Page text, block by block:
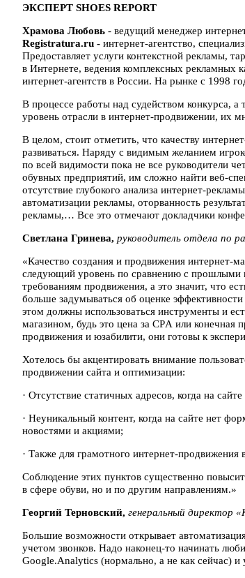
ЭКСПЕРТ SHOES REPORT
Храмова Любовь - ведущий менеджер
Registratura.ru - интернет-агентство,
Предоставляет услуги контекстной рекламы,
в Интернете, ведения комплексных рекламных
интернет-агентств в России. На рынке с 1998
В процессе работы над судейством конкурса,
уровень отрасли в интернет-продвижении, их
В целом, стоит отметить, что качеству
развиваться. Наряду с видимым желанием
по всей видимости пока не все руководители
обувных предприятий, им сложно найти веб-
отсутствие глубокого анализа интернет-
автоматизации рекламы, оторванность
рекламы,… Все это отмечают докладчики
Светлана Гринева, руководитель отдела по
«Качество создания и продвижения интернет-
следующий уровень по сравнению с прошлыми
требованиям продвижения, а это значит, что
больше задумываться об оценке
этом должны использоваться инструменты и
магазином, будь это цена за CPА или конечная
продвижения и юзабилити, они готовы к
Хотелось бы акцентировать внимание
продвижении сайта и оптимизации:
· Отсутствие статичных адресов, когда на
· Неуникальный контент, когда на сайте нет
новостями и акциями;
· Также для грамотного интернет-
Соблюдение этих пунктов существенно
в сфере обуви, но и по другим направлениям.»
Георгий Терновский, генеральный директор
Большие возможности открывает
учетом звонков. Надо наконец-то начинать
Google.Analytics (нормально, а не как сейчас) и